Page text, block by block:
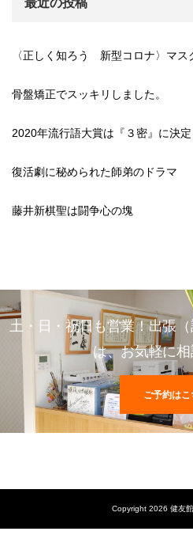
最近の投稿
〈正しく知ろう 新型コロナ〉マス
骨盤矯正でスッキリしました。
2020年流行語大賞は『３密』に決定
復活劇に秘められた師弟のドラマ
藤井新棋聖は闘争心の塊
土・日・祝日も営業！出張
は、お気軽に
ご予約はこ
Copyright 2026 健友